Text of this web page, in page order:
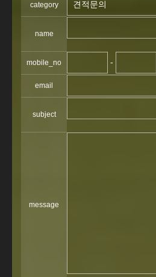
category
name
mobile_no -
email
subject
message